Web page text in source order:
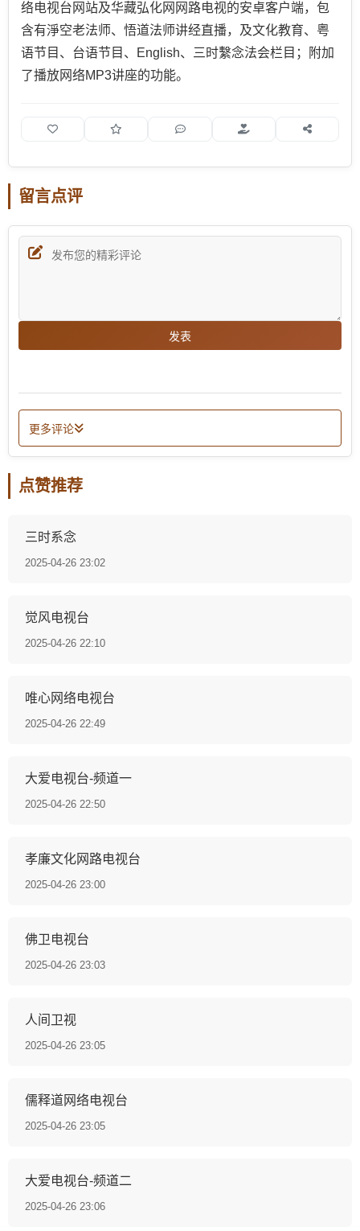
络电视台网站及华藏弘化网网路电视的安卓客户端，包
含有淨空老法师、悟道法师讲经直播，及文化教育、粤
语节目、台语节目、English、三时繫念法会栏目；附加
了播放网络MP3讲座的功能。
留言点评
发表
更多评论
点赞推荐
三时系念
2025-04-26 23:02
觉风电视台
2025-04-26 22:10
唯心网络电视台
2025-04-26 22:49
大爱电视台-频道一
2025-04-26 22:50
孝廉文化网路电视台
2025-04-26 23:00
佛卫电视台
2025-04-26 23:03
人间卫视
2025-04-26 23:05
儒释道网络电视台
2025-04-26 23:05
大爱电视台-频道二
2025-04-26 23:06